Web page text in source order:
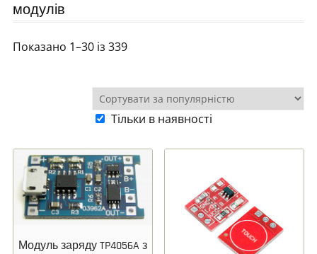
модулів
Показано 1–30 із 339
Тільки в наявності
Модуль заряду TP4056A з